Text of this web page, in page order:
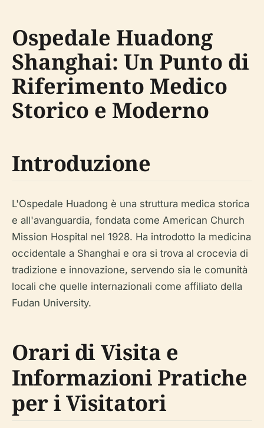
Ospedale Huadong
Shanghai: Un Punto di
Riferimento Medico
Storico e Moderno
Introduzione
L'Ospedale Huadong è una struttura medica storica
e all'avanguardia, fondata come American Church
Mission Hospital nel 1928. Ha introdotto la medicina
occidentale a Shanghai e ora si trova al crocevia di
tradizione e innovazione, servendo sia le comunità
locali che quelle internazionali come affiliato della
Fudan University.
Orari di Visita e
Informazioni Pratiche
per i Visitatori